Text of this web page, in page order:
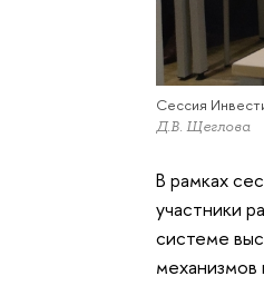
Сессия
Д.В. Щеглова
В рамках
участники
системе
механизмов